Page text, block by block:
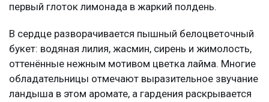
первый глоток лимонада в жаркий полдень.
В сердце разворачивается пышный белоцветочный
букет: водяная лилия, жасмин, сирень и жимолость,
оттенённые нежным мотивом цветка лайма. Многие
обладательницы отмечают выразительное звучание
ландыша в этом аромате, а гардения раскрывается